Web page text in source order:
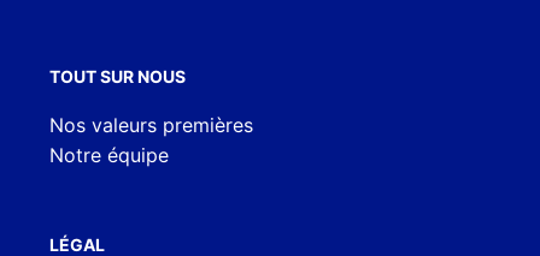
TOUT SUR NOUS
Nos valeurs premières
Notre équipe
LÉGAL